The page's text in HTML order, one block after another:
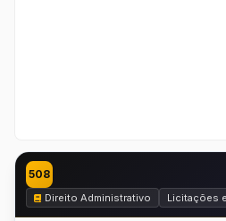
508
Direito Administrativo
Licitações e